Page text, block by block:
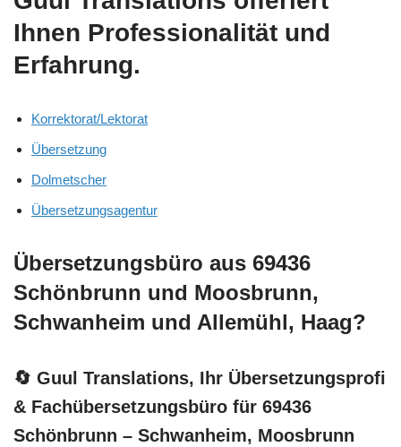
Ihnen Professionalität und
Erfahrung.
Korrektorat/Lektorat
Übersetzung
Dolmetscher
Übersetzungsagentur
Übersetzungsbüro aus 69436
Schönbrunn und Moosbrunn,
Schwanheim und Allemühl, Haag?
🔄 Guul Translations, Ihr Übersetzungsprofi
& Fachübersetzungsbüro für 69436
Schönbrunn – Schwanheim, Moosbrunn